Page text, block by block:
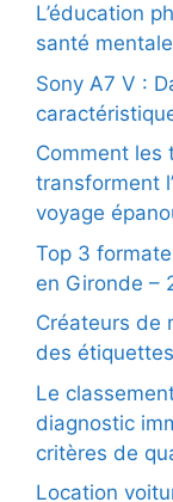
L’éducation
santé mentale
Sony A7 V :
Comment les
transforment
voyage
Top 3
en Gironde –
Créateurs de
des
Le
diagnostic
critères de
Location